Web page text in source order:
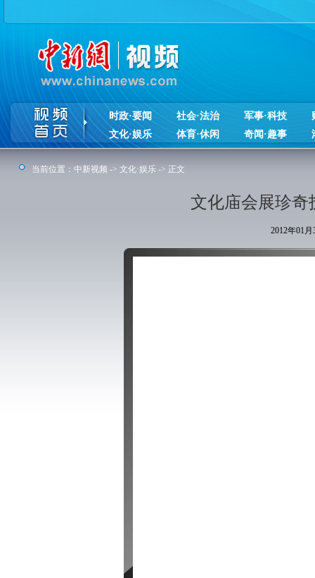
时政·要闻 社会·法治 军事·科技
文化·娱乐
体育·休闲 奇闻·趣事
当前位置： 中新视频 -> 文化·娱乐 -> 正文
文化庙会展珍奇
2012年01